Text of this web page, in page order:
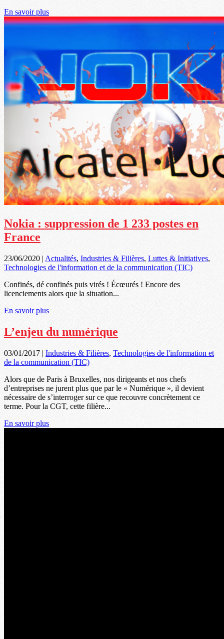
En savoir plus
Nokia : suppression de 1 233 postes en
France
23/06/2020 | Actualités, Industries & Filières, Luttes & Initiatives,
Technologies de l'information et de la communication (TIC)
Confinés, dé confinés puis virés ! Écœurés ! Encore des
licenciements alors que la situation...
En savoir plus
L’enjeu du numérique
03/01/2017 | Industries & Filières, Technologies de l'information et
de la communication (TIC)
Alors que de Paris à Bruxelles, nos dirigeants et nos chefs
d’entreprises ne jurent plus que par le « Numérique », il devient
nécessaire de s’interroger sur ce que recouvre concrètement ce
terme. Pour la CGT, cette filière...
En savoir plus